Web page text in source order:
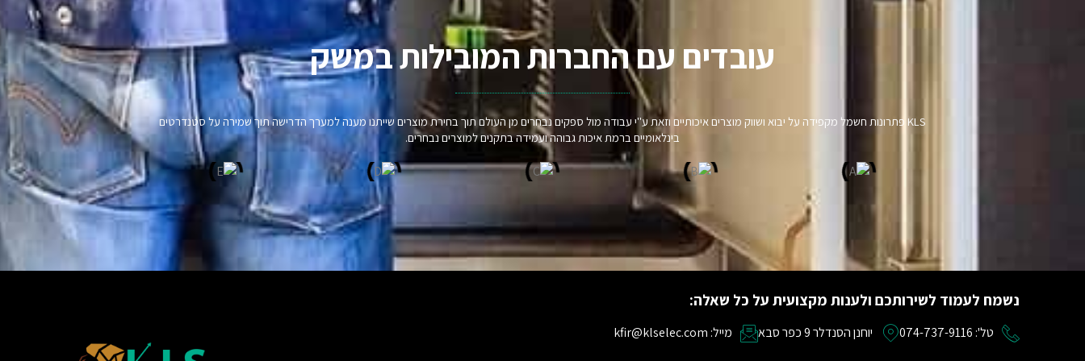
עובדים עם החברות המובילות במשק​
KLS פתרונות חשמל מקפידה על יבוא ושווק מוצרים איכותיים וזאת ע"י עבודה מול ספקים נבחרים מן העולם תוך בחירת מוצרים שייתנו מענה למערך הדרישה תוך שמירה על סטנדרטים
בינלאומיים ברמת איכות גבוהה ועמידה בתקנים למוצרים נבחרים.
נשמח לעמוד לשירותכם ולענות מקצועית על כל שאלה:
טל': 074-737-9116 יוחנן הסנדלר 9 כפר סבא מייל: kfir@klselec.com